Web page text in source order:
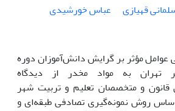
قهیازی
عباس خورشیدی
عوامل مؤثر بر گرایش دانش‌آموزان دوره
تهران به مواد مخدر از دیدگاه
قانون و متخصصان تعلیم و تربیت شهر
روش نمونه‌گیری تصادفی طبقه‌ای و